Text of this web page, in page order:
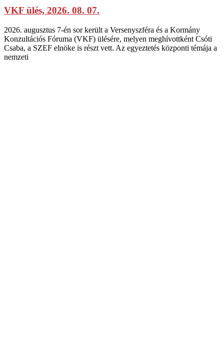
VKF ülés, 2026. 08. 07.
2026. augusztus 7-én sor került a Versenyszféra és a Kormány
Konzultációs Fóruma (VKF) ülésére, melyen meghívottként Csóti
Csaba, a SZEF elnöke is részt vett. Az egyeztetés központi témája a
nemzeti